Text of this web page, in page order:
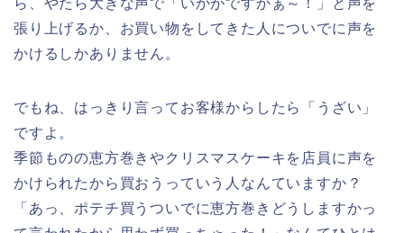
ら、やたら大きな声で「いかがですかぁ～！」と声を
張り上げるか、お買い物をしてきた人についでに声を
かけるしかありません。
でもね、はっきり言ってお客様からしたら
「うざい」
ですよ。
季節ものの恵方巻きやクリスマスケーキを店員に声を
かけられたから買おうっていう人なんていますか？
「あっ、ポテチ買うついでに恵方巻きどうしますかっ